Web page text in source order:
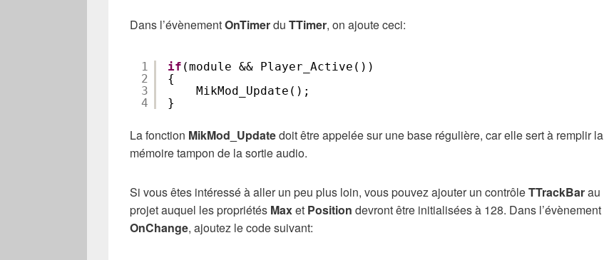
Dans l’évènementOnTimerdu TTimer, on ajoute ceci:
1
2
3
4
if (module && Player_Active())
{
MikMod_Update();
}
La fonction MikMod_Updatedoit être appelée sur une base régulière, car elle sert à remplir la
mémoire tampon de la sortie audio.
Si vous êtes intéressé à aller un peu plus loin, vous pouvez ajouter un contrôleTTrackBarau
projet auquel les propriétés Maxet Position devront être initialisées à 128. Dans l’évènement
OnChange, ajoutez le code suivant: